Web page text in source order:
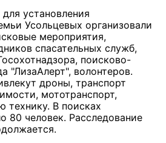
установления
Усольцевых организовали
мероприятия,
спасательных служб,
поисково-
"ЛизаАлерт", волонтеров.
дроны, транспорт
мототранспорт,
технику. В поисках
80 человек. Расследование